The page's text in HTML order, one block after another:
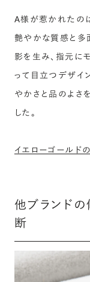
A様が惹かれたのは
艶やかな質感と多
影を生み、指元に
って目立つデザイ
やかさと品のよさ
した。
イエローゴールド
他ブランドの
断